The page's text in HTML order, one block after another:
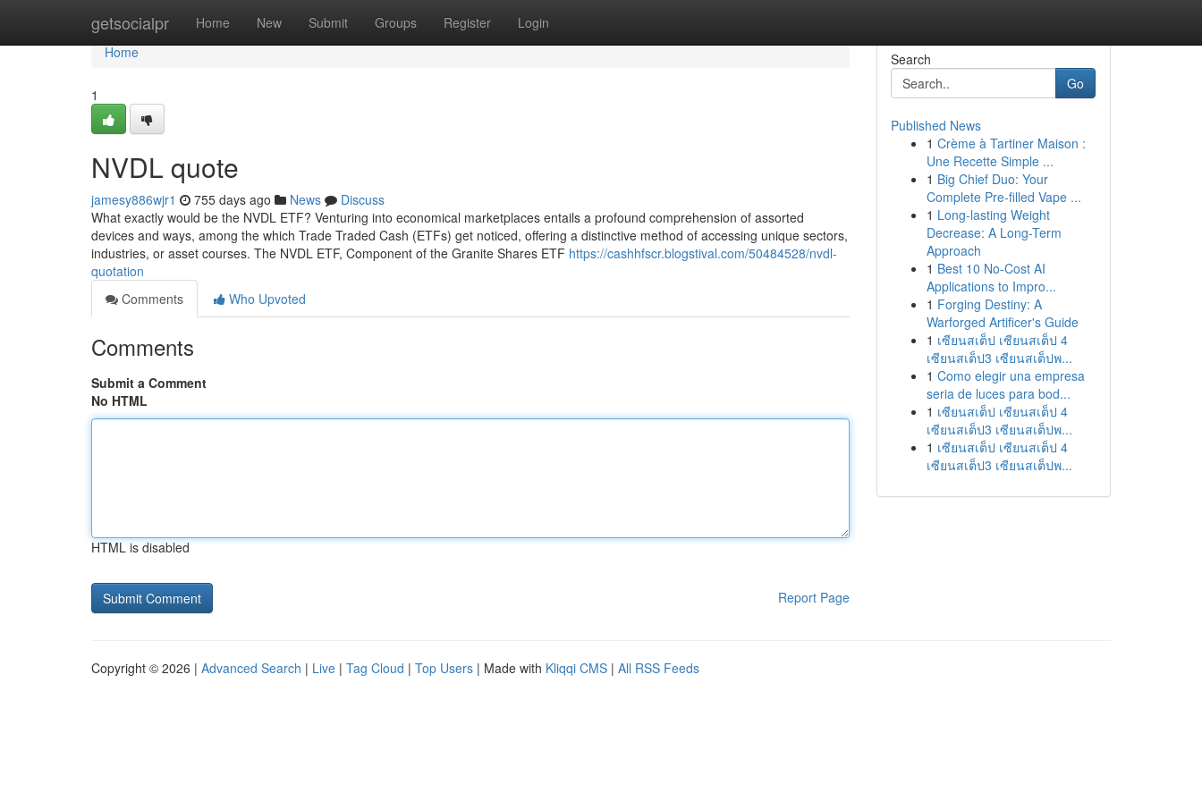
getsocialpr Home New Submit Groups Register Login
Home
Home
1
NVDL quote
jamesy886wjr1 755 days ago News
Discuss
What exactly would be the NVDL ETF? Venturing into economical marketplaces entails a profound comprehension of assorted
devices and ways, among the which Trade Traded Cash (ETFs) get noticed, offering a distinctive method of accessing unique sectors,
industries, or asset courses. The NVDL ETF, Component of the Granite Shares ETF https://cashhfscr.blogstival.com/50484528/nvdl-
quotation
Comments
Who Upvoted
Comments
Submit a Comment
No HTML
HTML is disabled
Report Page
Search
Go
Published News
1 Crème à Tartiner Maison :
Une Recette Simple ...
1 Big Chief Duo: Your
Complete Pre-filled Vape ...
1 Long-lasting Weight
Decrease: A Long-Term
Approach
1 Best 10 No-Cost AI
Applications to Impro...
1 Forging Destiny: A
Warforged Artificer's Guide
1 เซียนสเต็ป เซียนสเต็ป 4
เซียนสเต็ป3 เซียนสเต็ปพ...
1 Como elegir una empresa
seria de luces para bod...
1 เซียนสเต็ป เซียนสเต็ป 4
เซียนสเต็ป3 เซียนสเต็ปพ...
1 เซียนสเต็ป เซียนสเต็ป 4
เซียนสเต็ป3 เซียนสเต็ปพ...
Copyright © 2026 | Advanced Search | Live | Tag Cloud | Top Users | Made with Kliqqi CMS | All RSS Feeds